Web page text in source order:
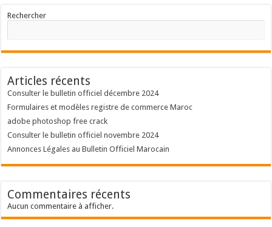
Rechercher
Articles récents
Consulter le bulletin officiel décembre 2024
Formulaires et modèles registre de commerce Maroc
adobe photoshop free crack
Consulter le bulletin officiel novembre 2024
Annonces Légales au Bulletin Officiel Marocain
Commentaires récents
Aucun commentaire à afficher.